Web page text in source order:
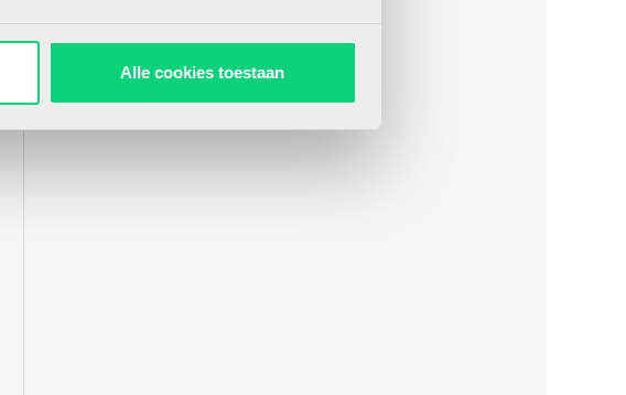
Alle cookies toestaan